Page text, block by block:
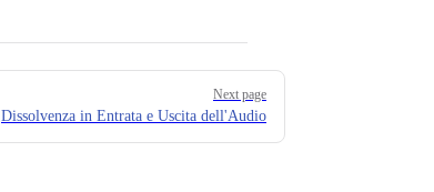
Next page
Dissolvenza in Entrata e Uscita dell'Audio